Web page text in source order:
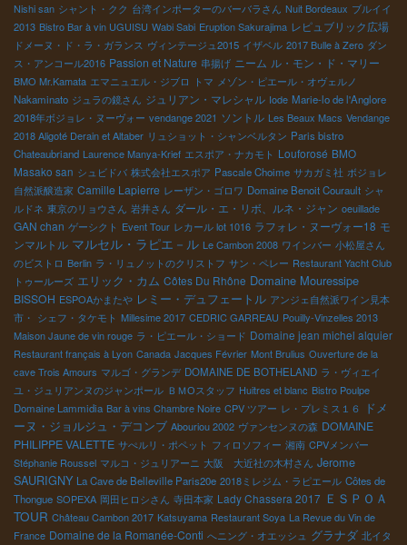
Nishi san シャント・クク 台湾インポーターのバーバラさん Nuit Bordeaux ブルイイ
2013 Bistro Bar à vin UGUISU Wabi Sabi Eruption Sakurajima レピュブリック広場
ドメーヌ・ド・ラ・ガランス ヴィンテージュ2015 イザベル 2017 Bulle à Zero ダン
ス・アンコール2016 Passion et Nature 串揚げ ニーム ル・モン・ド・マリー
BMO Mr.Kamata エマニュエル・ジブロ トマ メゾン・ピエール・オヴェルノ
Nakaminato ジュラの鏡さん ジュリアン・マレシャル Iode Marie-lo de l'Anglore
2018年ボジョレ・ヌーヴォー vendange 2021 ソントル Les Beaux Macs Vendange
2018 Aligoté Derain et Altaber リュショット・シャンベルタン Paris bistro
Chateaubriand Laurence Manya-Krief エスポア・ナカモト Louforosé BMO
Masako san シュビドバ 株式会社エスポア Pascale Choime サカガミ社 ボジョレ
自然派醸造家 Camille Lapierre レーザン・ゴロワ Domaine Benoit Courault シャ
ルドネ 東京のリョウさん 岩井さん ダール・エ・リボ、ルネ・ジャン oeuillade
GAN chan ゲーシクト Event Tour レカール lot 1016 ラフォレ・ヌーヴォー18 モ
ンマルトル マルセル・ラピエ－ル Le Cambon 2008 ワインバー 小松屋さん
のビストロ Berlin ラ・リュノットのクリストフ サン・ペレー Restaurant Yacht Club
トゥールーズ エリック・カム Côtes Du Rhône Domaine Mouressipe
BISSOH ESPOAかまたや レミー・デュフェートル アンジェ自然派ワイン見本
市・ シェフ・タケモト Millesime 2017 CEDRIC GARREAU Pouilly-Vinzelles 2013
Maison Jaune de vin rouge ラ・ピエール・ショード Domaine jean michel alquier
Restaurant français à Lyon Canada Jacques Février Mont Brulius Ouverture de la
cave Trois Amours マルゴ・グランデ DOMAINE DE BOTHELAND ラ・ヴィエイ
ユ・ジュリアンヌのジャンポール ＢＭОスタッフ Huitres et blanc Bistro Poulpe
Domaine Lammidia Bar à vins Chambre Noire CPV ツアー レ・プレミス１６
ドメ
ーヌ・ジョルジュ・デコンブ Abouriou 2002 ヴァンセンヌの森 DOMAINE
PHILIPPE VALETTE サぺルリ・ポペット フィロソフィー 湘南 CPVメンバー
Stéphanie Roussel マルコ・ジュリアーニ 大阪 大近社の木村さん Jerome
SAURIGNY La Cave de Belleville Paris20e 2018ミレジム・ラピエール Côtes de
Thongue SOPEXA 岡田ヒロシさん 寺田本家 Lady Chassera 2017 ＥＳＰＯＡ
TOUR Château Cambon 2017 Katsuyama Restaurant Soya La Revue du Vin de
France Domaine de la Romanée-Conti へニング・オエッシュ グラナダ 北イタ